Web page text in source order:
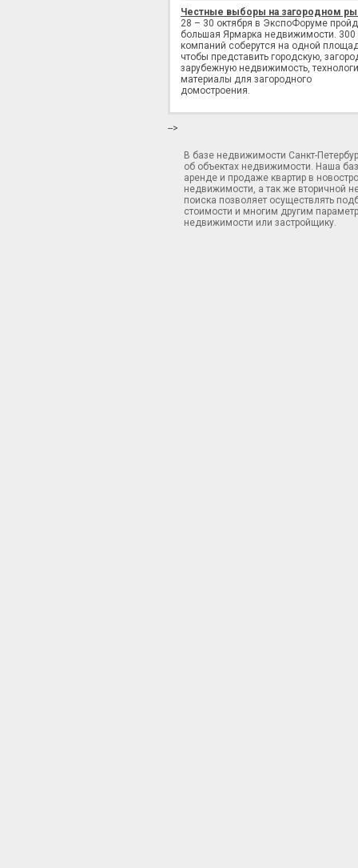
Честные выборы на загородном
28 – 30 октября в ЭкспоФоруме
большая Ярмарка недвижимости. 300
компаний соберутся на одной
чтобы представить городскую,
зарубежную недвижимость,
материалы для загородного
домостроения.
-->
В базе недвижимости Санкт-
об объектах недвижимости. Наша
аренде и продаже квартир в
недвижимости, а так же вторичной
поиска позволяет осуществлять
стоимости и многим другим
недвижимости или застройщику.